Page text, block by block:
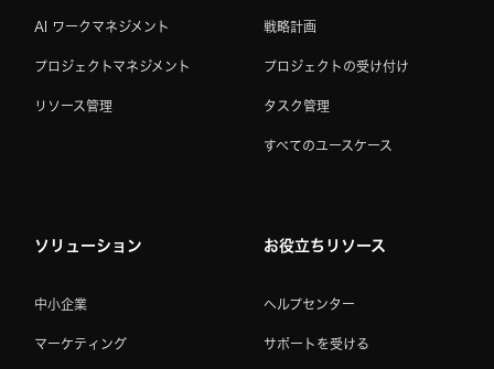
AI ワークマネジメント
プロジェクトマネジメント
リソース管理
戦略計画
プロジェクトの受け付け
タスク管理
すべてのユースケース
ソリューション
中小企業
マーケティング
お役立ちリソース
ヘルプセンター
サポートを受ける